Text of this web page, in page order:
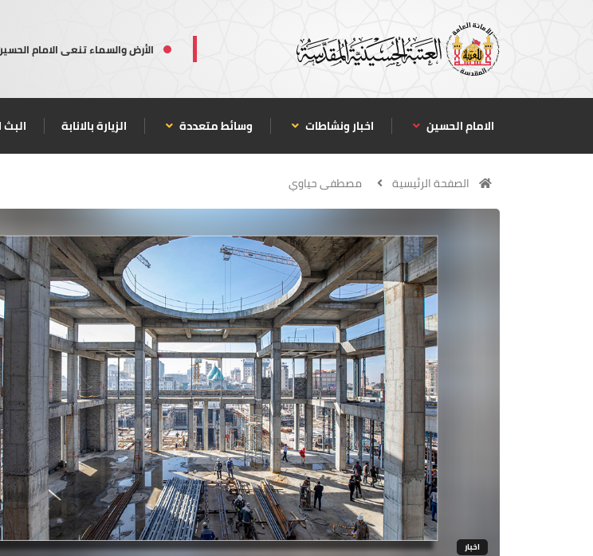
الأرض والسماء تنعى الامام
الامام الحسين اخبار ونشاطات وسائط متعددة الزيارة بالانابة البث
الصفحة الرئيسية مصطفى حياوي
اخبار